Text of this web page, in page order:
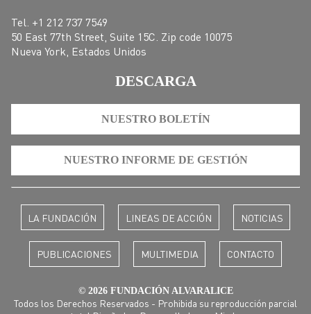
Tel. +1 212 737 7549
50 East 77th Street, Suite 15C. Zip code 10075
Nueva York, Estados Unidos
DESCARGA
NUESTRO BOLETÍN
NUESTRO INFORME DE GESTIÓN
LA FUNDACIÓN LINEAS DE ACCIÓN NOTICIAS
PUBLICACIONES MULTIMEDIA CONTACTO
© 2026 FUNDACIÓN ALVARALICE
Todos los Derechos Reservados - Prohibida su reproducción parcial